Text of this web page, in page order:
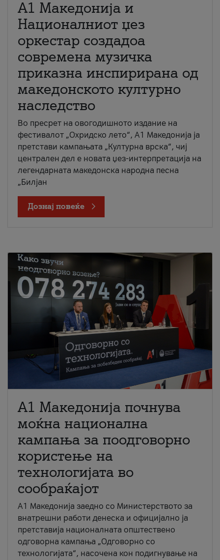
А1 Македонија и
Националниот џез
оркестар создадоа
современа музичка
приказна инспирирана од
македонското културно
наследство
Во пресрет на овогодишното издание на
фестивалот „Охридско лето“, А1 Македонија ја
претстави кампањата „Културна врска“, чиј
централен дел е новата џез-интерпретација на
легендарната македонска народна песна
„Билјан
Дознај повеќе
A1 Македонија почнува
моќна национална
кампања за поодговорно
користење на
технологијата во
сообраќајот
A1 Македонија заедно со Министерството за
внатрешни работи денеска и официјално ја
претставија националната општествено
одговорна кампања „Одговорно со
технологијата“, насочена кон подигнување на